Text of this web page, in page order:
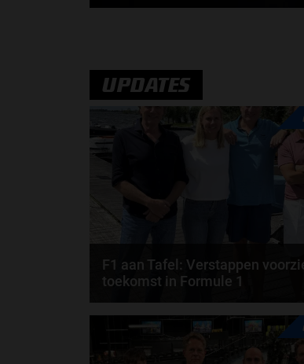
doorJarlo van der Vloed
UPDATES
F1 aan Tafel: Verstappen
toekomst in Formule 1
Max Verstappen wil géén Formule 1-
de motorfabrikanten zaten niet op één